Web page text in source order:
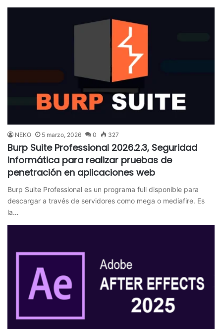
NEKO 5 marzo, 2026 0 327
Burp Suite Professional 2026.2.3, Seguridad
informática para realizar pruebas de
penetración en aplicaciones web
Burp Suite Professional es un programa full disponible para
descargar a través de servidores como mega o mediafire. Es
la…